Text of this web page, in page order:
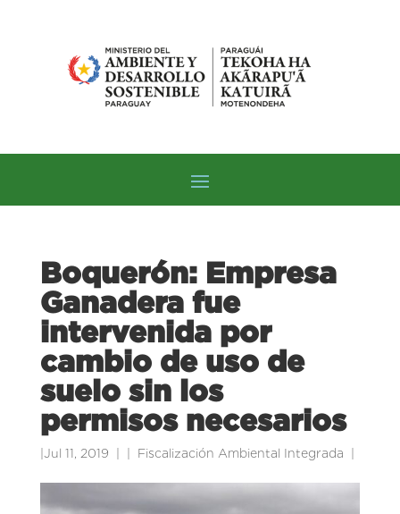
Boquerón: Empresa
Ganadera fue
intervenida por
cambio de uso de
suelo sin los
permisos necesarios
Jul 11, 2019 Fiscalización Ambiental Integrada